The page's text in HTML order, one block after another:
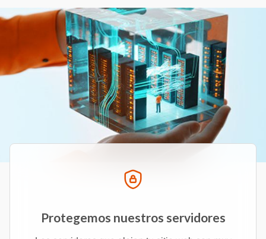
Protegemos nuestros servidores